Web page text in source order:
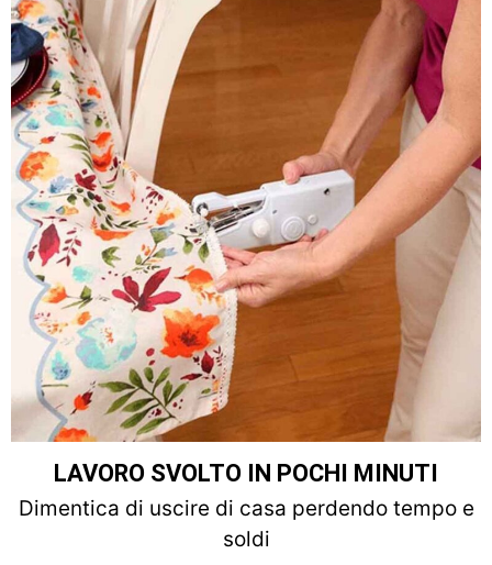
LAVORO SVOLTO IN POCHI MINUTI
Dimentica di uscire di casa perdendo tempo e
soldi